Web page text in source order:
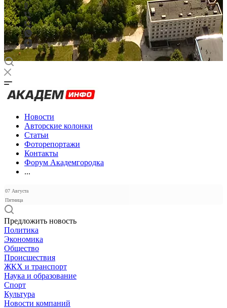
Новости
Авторские колонки
Статьи
Фоторепортажи
Контакты
Форум Академгородка
...
07 Августа
Пятница
Предложить новость
Политика
Экономика
Общество
Происшествия
ЖКХ и транспорт
Наука и образование
Спорт
Культура
Новости компаний